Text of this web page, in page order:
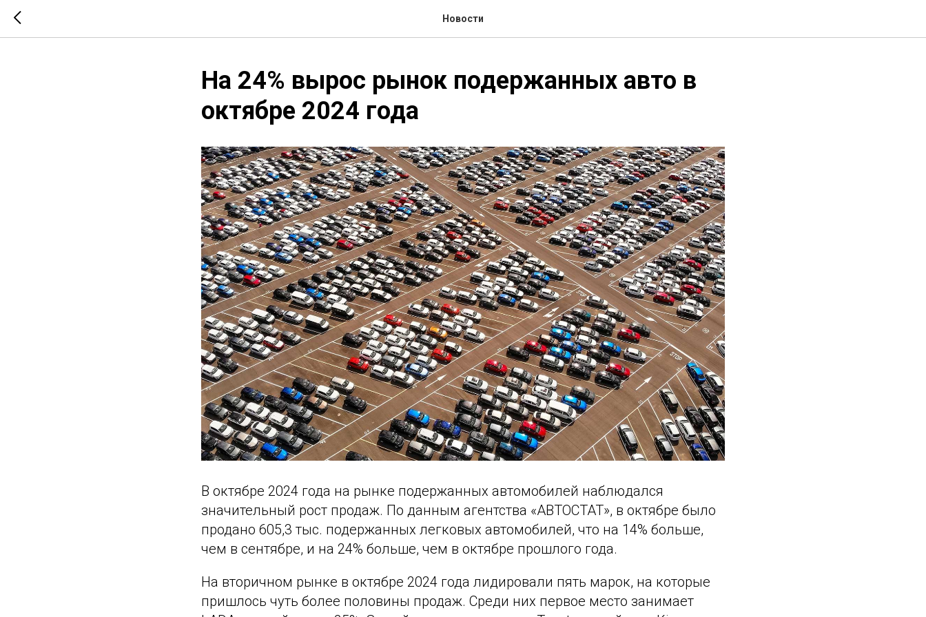
Новости
На 24% вырос рынок подержанных авто в
октябре 2024 года
В октябре 2024 года на рынке подержанных автомобилей наблюдался
значительный рост продаж. По данным агентства «АВТОСТАТ», в октябре было
продано 605,3 тыс. подержанных легковых автомобилей, что на 14% больше,
чем в сентябре, и на 24% больше, чем в октябре прошлого года.
На вторичном рынке в октябре 2024 года лидировали пять марок, на которые
пришлось чуть более половины продаж. Среди них первое место занимает